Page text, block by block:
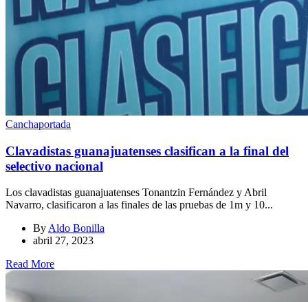
Canchaportada
Clavadistas guanajuatenses clasifican a la final del
selectivo nacional
Los clavadistas guanajuatenses Tonantzin Fernández y Abril
Navarro, clasificaron a las finales de las pruebas de 1m y 10...
By Aldo Bonilla
abril 27, 2023
Read More